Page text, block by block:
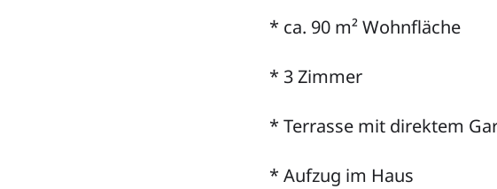
* ca. 90 m² Wohnfläche
* 3 Zimmer
* Terrasse mit direktem
* Aufzug im Haus